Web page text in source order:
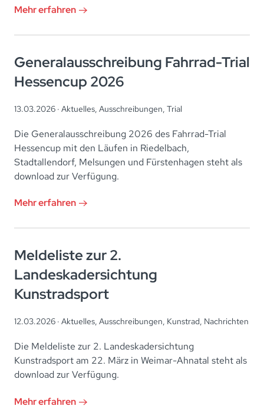
Mehr erfahren
Generalausschreibung Fahrrad-Trial
Hessencup 2026
13.03.2026 · Aktuelles, Ausschreibungen, Trial
Die Generalausschreibung 2026 des Fahrrad-Trial
Hessencup mit den Läufen in Riedelbach,
Stadtallendorf, Melsungen und Fürstenhagen steht als
download zur Verfügung.
Mehr erfahren
Meldeliste zur 2.
Landeskadersichtung
Kunstradsport
12.03.2026 · Aktuelles, Ausschreibungen, Kunstrad, Nachrichten
Die Meldeliste zur 2. Landeskadersichtung
Kunstradsport am 22. März in Weimar-Ahnatal steht als
download zur Verfügung.
Mehr erfahren